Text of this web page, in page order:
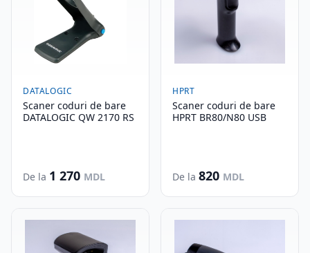
DATALOGIC
Scaner coduri de bare
DATALOGIC QW 2170 RS
De la 1 270 MDL
HPRT
Scaner coduri de bare
HPRT BR80/N80 USB
De la 820 MDL